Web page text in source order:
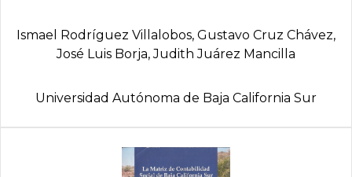
Ismael Rodrí­guez Villalobos, Gustavo Cruz Chávez,
José Luis Borja, Judith Juárez Mancilla
Universidad Autónoma de Baja California Sur